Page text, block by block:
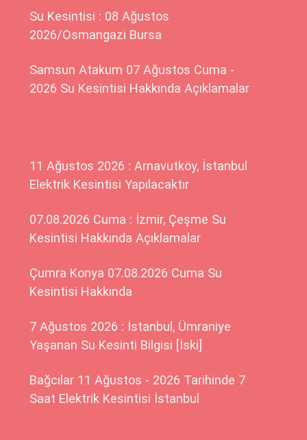
Su Kesintisi : 08 Ağustos
2026/Osmangazi Bursa
Samsun Atakum 07 Ağustos Cuma -
2026 Su Kesintisi Hakkında Açıklamalar
11 Ağustos 2026 : Arnavutköy, İstanbul
Elektrik Kesintisi Yapılacaktır
07.08.2026 Cuma : İzmir, Çeşme Su
Kesintisi Hakkında Açıklamalar
Çumra Konya 07.08.2026 Cuma Su
Kesintisi Hakkında
7 Ağustos 2026 : İstanbul, Ümraniye
Yaşanan Su Kesinti Bilgisi [İski]
Bağcılar 11 Ağustos - 2026 Tarihinde 7
Saat Elektrik Kesintisi İstanbul